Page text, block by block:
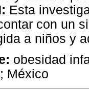
Esta
con un
a niños y
obesidad
México